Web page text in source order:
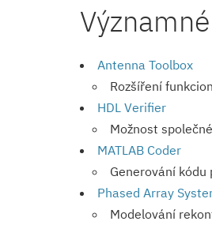
Antenna Toolbox
Rozšíření
HDL Verifier
Možnost
MATLAB Coder
Generování
Phased Array
Modelování